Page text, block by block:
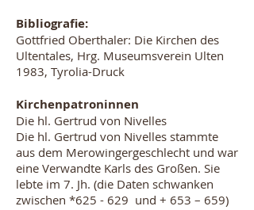
Bibliografie:
Gottfried Oberthaler: Die Kirchen des
Ultentales, Hrg. Museumsverein Ulten
1983, Tyrolia-Druck
Kirchenpatroninnen
Die hl. Gertrud von Nivelles
Die hl. Gertrud von Nivelles stammte
aus dem Merowingergeschlecht und war
eine Verwandte Karls des Großen. Sie
lebte im 7. Jh. (die Daten schwanken
zwischen *625 - 629 und + 653 – 659)